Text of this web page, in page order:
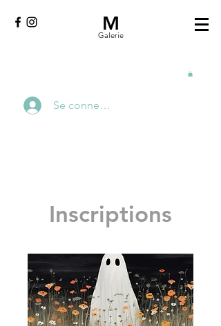
M
Galerie
Se connecter
Inscriptions